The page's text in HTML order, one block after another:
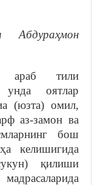
Абдураҳмон
тили
унда оятлар
(юзта) омил,
аз-замон ва
бош
келишигида
қилиши